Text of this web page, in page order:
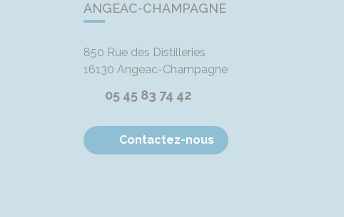
ANGEAC-CHAMPAGNE
850 Rue des Distilleries
16130 Angeac-Champagne
05 45 83 74 42
Contactez-nous